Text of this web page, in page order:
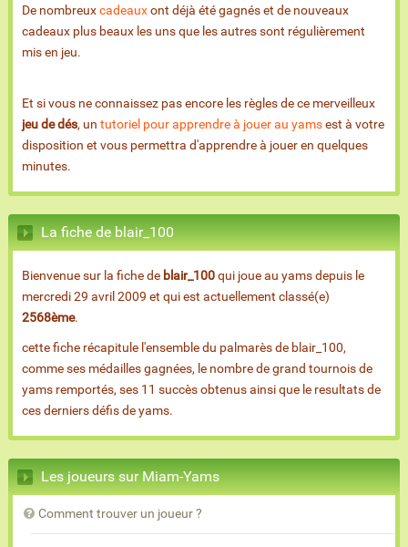
De nombreuxcadeauxont déjà été gagnés et de nouveaux
cadeaux plus beaux les uns que les autres sont régulièrement
mis en jeu.
Et si vous ne connaissez pas encore les règles de ce merveilleux
jeu de dés, un tutoriel pour apprendre à jouer au yamsest à votre
disposition et vous permettra d'apprendre à jouer en quelques
minutes.
La fiche de blair_100
Bienvenue sur la fiche de blair_100qui joue au yams depuis le
mercredi 29 avril 2009 et qui est actuellement classé(e)
2568ème.
cette fiche récapitule l'ensemble du palmarès de blair_100,
comme ses médailles gagnées, le nombre de grand tournois de
yams remportés, ses 11 succès obtenus ainsi que le resultats de
ces derniers défis de yams.
Les joueurs sur Miam-Yams
Comment trouver un joueur ?